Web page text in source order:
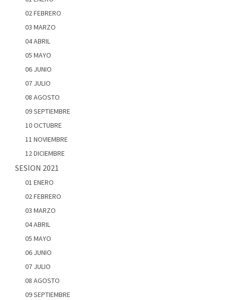
02 FEBRERO
03 MARZO
04 ABRIL
05 MAYO
06 JUNIO
07 JULIO
08 AGOSTO
09 SEPTIEMBRE
10 OCTUBRE
11 NOVIEMBRE
12 DICIEMBRE
SESION 2021
01 ENERO
02 FEBRERO
03 MARZO
04 ABRIL
05 MAYO
06 JUNIO
07 JULIO
08 AGOSTO
09 SEPTIEMBRE